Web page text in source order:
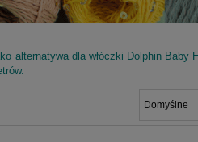
alternatywa dla włóczki Dolphin Baby